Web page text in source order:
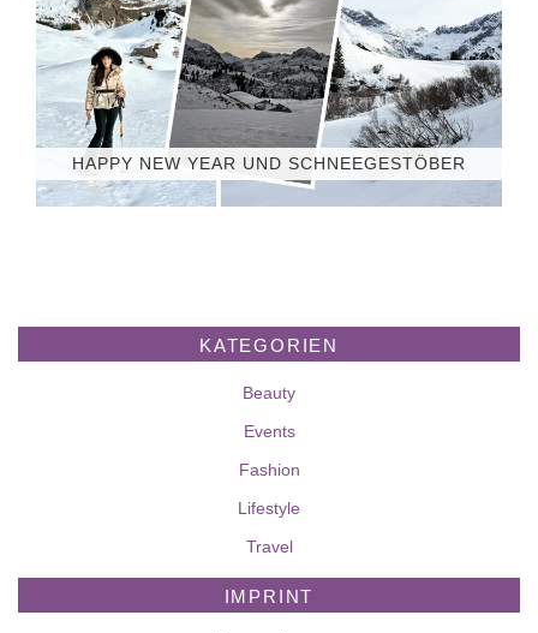
HAPPY NEW YEAR UND SCHNEEGESTÖBER
KATEGORIEN
Beauty
Events
Fashion
Lifestyle
Travel
IMPRINT